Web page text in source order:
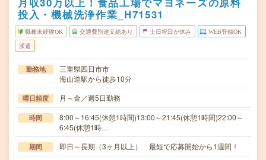
投入・機械洗浄作業_H71531
職種未経験OK 交通費別途支給あり 土日祝日が休み WEB登録OK
派遣
勤務地
三重県四日市市
海山道駅から徒歩10分
曜日頻度 月～金／週5日勤務
時間
8:00～16:45(休憩1時間)13:00～21:45(休憩1時間)22:00～
6:45(休憩1時…
期間 即日～長期（3ヶ月以上） 最短で応募開始から1週間！